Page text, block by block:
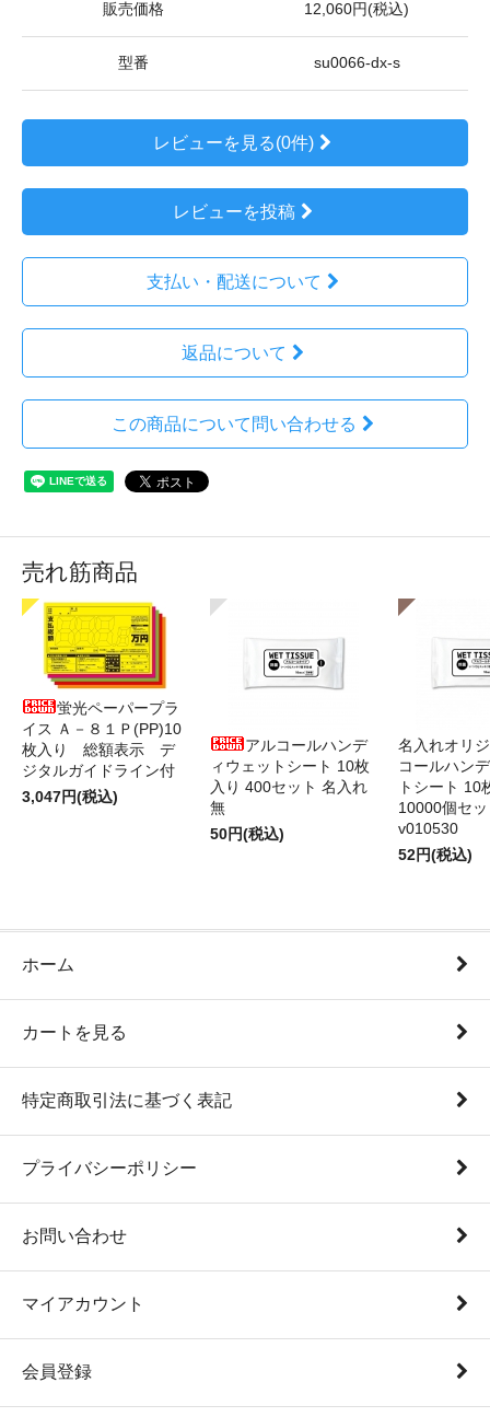
販売価格 12,060円(税込)
型番 su0066-dx-s
レビューを見る(0件)
レビューを投稿
支払い・配送について
返品について
この商品について問い合わせる
売れ筋商品
蛍光ペーパープラ
イス Ａ－８１Ｐ(PP)10
枚入り 総額表示 デ
ジタルガイドライン付
3,047円(税込)
アルコールハンデ
ィウェットシート 10枚
入り 400セット 名入れ
無
50円(税込)
名入れオリ
コールハン
トシート 10
10000個セ
v010530
52円(税込)
ホーム
カートを見る
特定商取引法に基づく表記
プライバシーポリシー
お問い合わせ
マイアカウント
会員登録